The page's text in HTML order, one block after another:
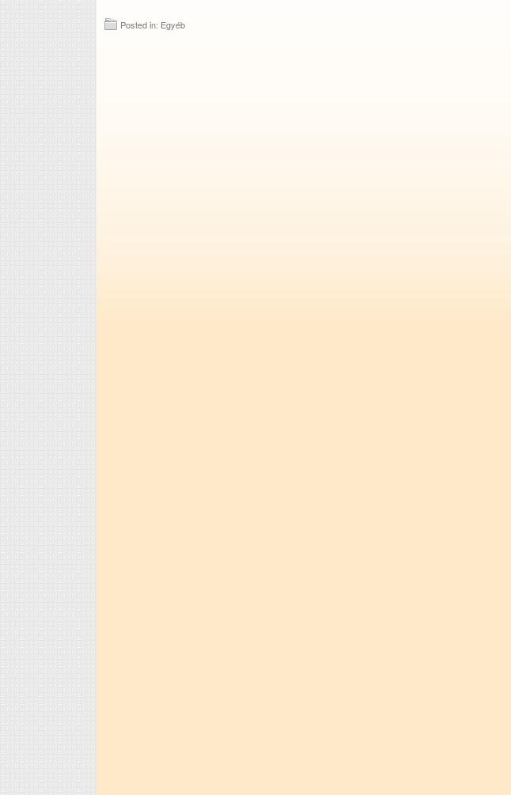
Posted in: Egyéb